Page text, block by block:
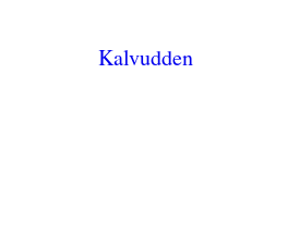
Kalvudden